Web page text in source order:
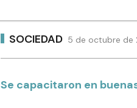
SOCIEDAD 5 de octubre de
Se capacitaron en